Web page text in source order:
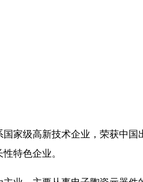
家级高新技术企业，荣获中
特色企业。